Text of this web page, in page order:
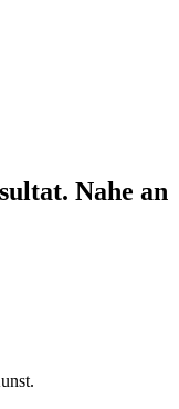
Nahe an